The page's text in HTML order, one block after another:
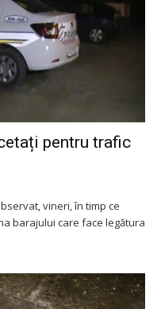
pentru trafic
vineri, în timp ce
barajului care face legătura